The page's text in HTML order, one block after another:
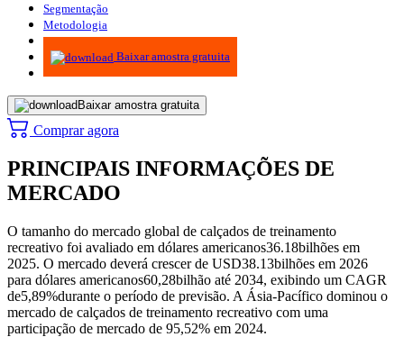
Segmentação
Metodologia
Infográficos
Baixar amostra gratuita
Baixar amostra gratuita
Comprar agora
PRINCIPAIS INFORMAÇÕES DE
MERCADO
O tamanho do mercado global de calçados de treinamento
recreativo foi avaliado em dólares americanos36.18bilhões em
2025. O mercado deverá crescer de USD38.13bilhões em 2026
para dólares americanos60,28bilhão até 2034, exibindo um CAGR
de5,89%durante o período de previsão. A Ásia-Pacífico dominou o
mercado de calçados de treinamento recreativo com uma
participação de mercado de 95,52% em 2024.